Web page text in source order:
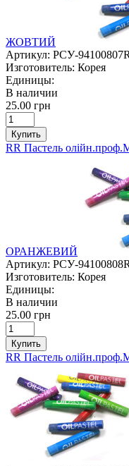
ЖОВТИЙ
Артикул: РСУ-94100807R
Изготовитель: Корея
Единицы:
В наличии
25.00 грн
Купить
RR Пастель
ОРАНЖЕВИЙ
Артикул: РСУ-94100808R
Изготовитель: Корея
Единицы:
В наличии
25.00 грн
Купить
RR Пастель